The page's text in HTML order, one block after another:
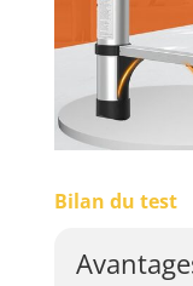
Bilan du test